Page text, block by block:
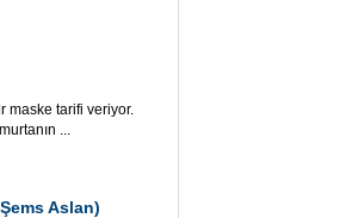
tarifi veriyor.
...
Aslan)